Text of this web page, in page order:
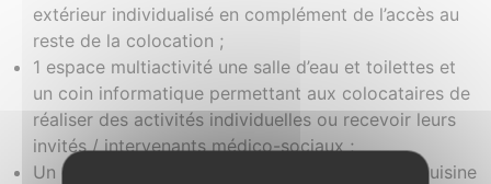
extérieur individualisé en complément de l’accès au
reste de la colocation ;
1 espace multiactivité une salle d’eau et toilettes et
un coin informatique permettant aux colocataires de
réaliser des activités individuelles ou recevoir leurs
invités / intervenants médico-sociaux ;
Un grand espace ouvert composé d’un séjour, cuisine